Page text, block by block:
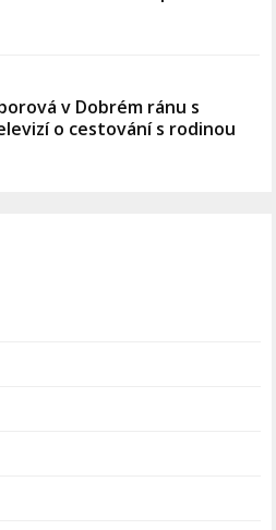
v Dobrém ránu s
o cestování s rodinou